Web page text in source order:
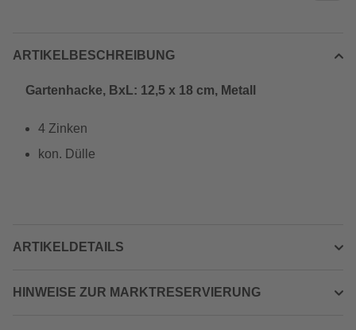
ARTIKELBESCHREIBUNG
Gartenhacke, BxL: 12,5 x 18 cm, Metall
4 Zinken
kon. Dülle
ARTIKELDETAILS
HINWEISE ZUR MARKTRESERVIERUNG